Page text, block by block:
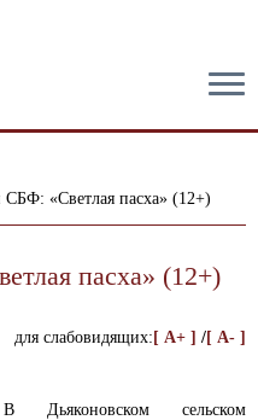
СБФ: «Светлая пасха» (12+)
пасха» (12+)
для слабовидящих: [ A+ ] /[ A- ]
В Дьяконовском сельском